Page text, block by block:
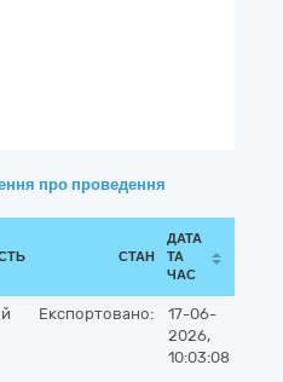
про проведення
СТАН
ДАТА
ТА
ЧАС
Експортовано:
17-06-
2026,
10:03:08